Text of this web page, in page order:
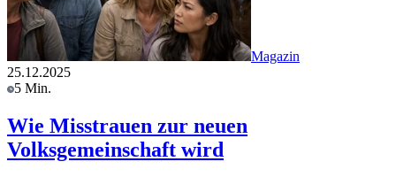
Magazin
25.12.2025
5 Min.
Wie Misstrauen zur neuen
Volksgemeinschaft wird